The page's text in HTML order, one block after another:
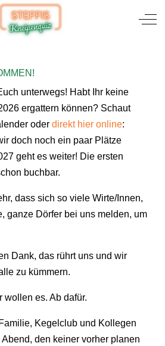
Off-
unterwegs! Habt Ihr keine
ergattern können? Schaut
oder direkt hier online:
doch noch ein paar Plätze
geht es weiter! Die ersten
buchbar.
dass sich so viele Wirte/Innen,
ganze Dörfer bei uns melden, um
Dank, das rührt uns und wir
zu kümmern.
wollen es. Ab dafür.
Kegelclub und Kollegen
den keiner vorher planen